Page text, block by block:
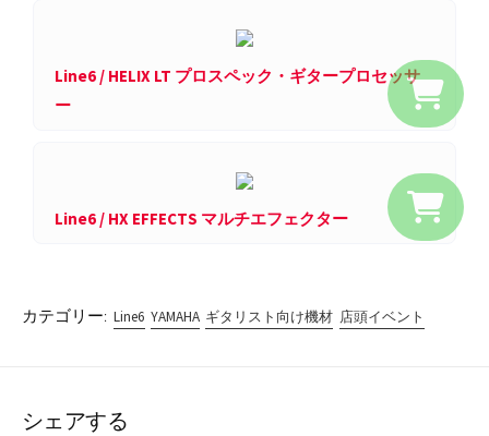
Line6 / HELIX LT プロスペック・ギタープロセッサ
ー
Line6 / HX EFFECTS マルチエフェクター
カテゴリー: Line6 YAMAHA ギタリスト向け機材 店頭イベント
シェアする